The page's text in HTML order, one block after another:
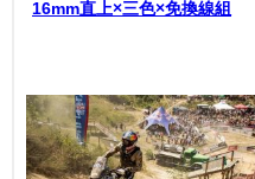
16mm直上×三色×免換線組